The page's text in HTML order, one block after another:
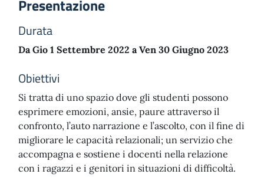
Presentazione
Durata
Da Gio 1 Settembre 2022 a Ven 30 Giugno 2023
Obiettivi
Si tratta di uno spazio dove gli studenti possono
esprimere emozioni, ansie, paure attraverso il
confronto, l’auto narrazione e l’ascolto, con il fine di
migliorare le capacità relazionali; un servizio che
accompagna e sostiene i docenti nella relazione
con i ragazzi e i genitori in situazioni di difficoltà.